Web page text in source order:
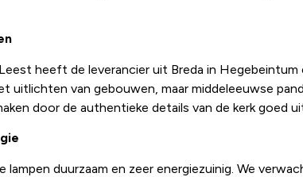
heeft de leverancier uit Breda in
uitlichten van gebouwen, maar middeleeuwse
door de authentieke details van de kerk goed
lampen duurzaam en zeer energiezuinig. We